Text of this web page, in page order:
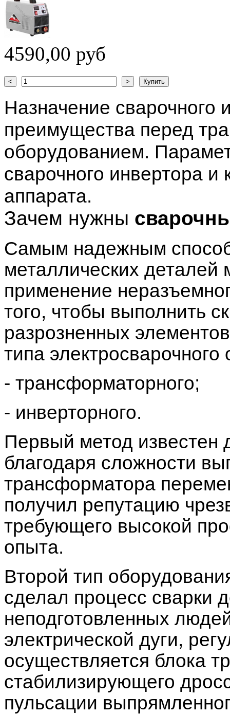
4590,00 руб
Назначение сварочного
преимущества перед
оборудованием.
сварочного инвертора и
аппарата.
Зачем нужны
Самым надежным
металлических деталей
применение
того, чтобы выполнить
разрозненных
типа
- трансформаторного;
- инверторного.
Первый метод известен
благодаря сложности
трансформатора
получил репутацию
требующего высокой
опыта.
Второй тип
сделал процесс сварки
неподготовленных
электрической дуги,
осуществляется блока
стабилизирующего
пульсации